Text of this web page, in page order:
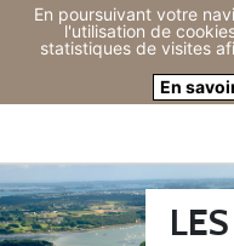
En poursuivant votre
l'utilisation de
statistiques de visites
En